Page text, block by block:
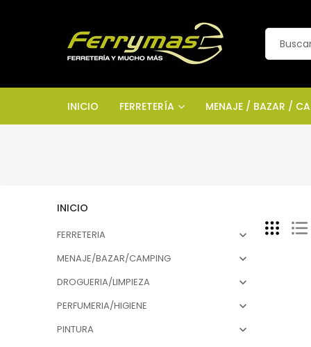
INICIO FERRETERÍA MENAJE / BAZAR /
INICIO
FERRETERIA 
MENAJE/BAZAR/CAMPING 
DROGUERIA/LIMPIEZA 
PERFUMERIA/HIGIENE 
PINTURA 